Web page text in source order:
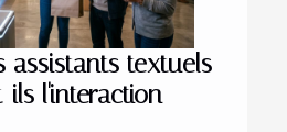
assistants textuels
ils l'interaction